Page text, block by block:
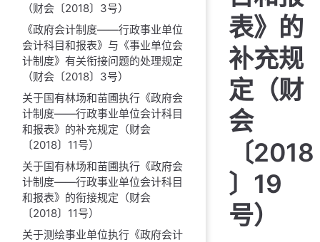
（财会〔2018〕3号）
《政府会计制度——行政事业单位
会计科目和报表》与《事业单位会
计制度》有关衔接问题的处理规定
（财会〔2018〕3号）
关于国有林场和苗圃执行《政府会
计制度——行政事业单位会计科目
和报表》的补充规定（财会
〔2018〕11号）
关于国有林场和苗圃执行《政府会
计制度——行政事业单位会计科目
和报表》的衔接规定（财会
〔2018〕11号）
关于测绘事业单位执行《政府会计
表》的
补充规
定（财
会
〔2018
〕19
号）